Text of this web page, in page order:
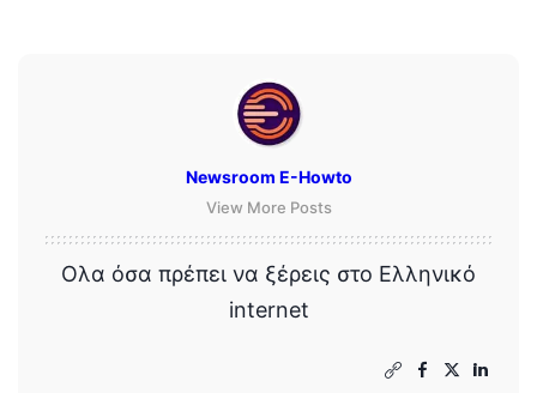
Newsroom E-Howto
View More Posts
Ολα όσα πρέπει να ξέρεις στο Ελληνικό
internet